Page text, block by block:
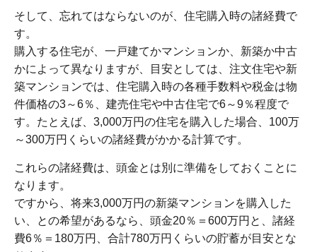
そして、忘れてはならないのが、住宅購入時の諸経費で
す。
購入する住宅が、一戸建てかマンションか、新築か中古
かによって異なりますが、目安としては、注文住宅や新
築マンションでは、住宅購入時の各種手数料や税金は物
件価格の3～6％、建売住宅や中古住宅で6～9％程度で
す。たとえば、3,000万円の住宅を購入した場合、100万
～300万円くらいの諸経費がかかる計算です。
これらの諸経費は、頭金とは別に準備をしておくことに
なります。
ですから、将来3,000万円の新築マンションを購入した
い、との希望があるなら、頭金20％＝600万円と、諸経
費6％＝180万円、合計780万円くらいの貯蓄が目安とな